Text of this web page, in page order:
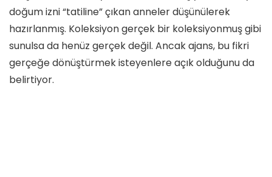
doğum izni “tatiline” çıkan anneler düşünülerek
hazırlanmış. Koleksiyon gerçek bir koleksiyonmuş gibi
sunulsa da henüz gerçek değil. Ancak ajans, bu fikri
gerçeğe dönüştürmek isteyenlere açık olduğunu da
belirtiyor.